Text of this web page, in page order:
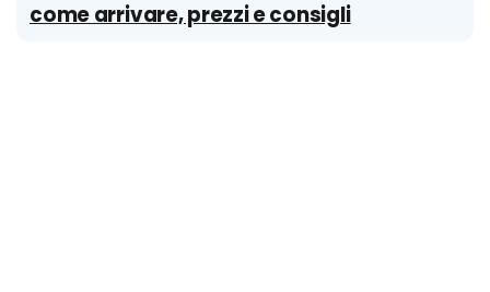
come arrivare, prezzi e consigli